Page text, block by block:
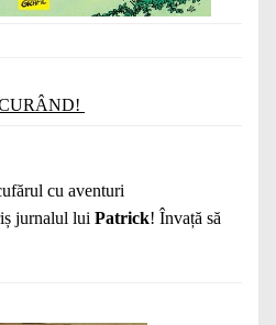
cu aventuri
jurnalul lui Patrick! Învață să